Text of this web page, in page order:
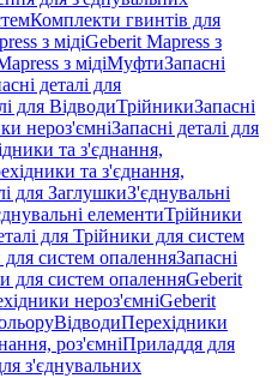
Комплекти гвинтів для
з мідіGeberit Mapress з
з мідіМуфтиЗапасні
деталі для
для ВідводиТрійникиЗапасні
нероз'ємніЗапасні деталі для
та з'єднання,
та з'єднання,
для ЗаглушкиЗ'єднувальні
елементиТрійники
для Трійники для систем
для систем опаленняЗапасні
для систем опаленняGeberit
нероз'ємніGeberit
ВідводиПерехідники
роз'ємніПриладдя для
з'єднувальних